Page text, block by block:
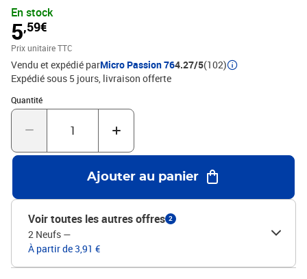
En stock
5,59€
Prix unitaire TTC
Vendu et expédié parMicro Passion 764.27/5(102)
Expédié sous 5 jours livraison offerte
Quantité
Quantité : 1
Ajouter au panier
Voir toutes les autres offres 2
2 Neufs —
À partir de 3,91 €